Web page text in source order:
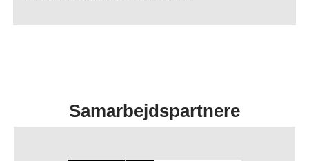
Samarbejdspartnere